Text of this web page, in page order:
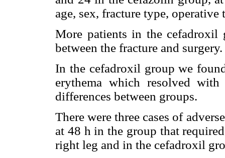
age, sex, fracture type,
More patients in the cefadroxil
between the fracture and
In the cefadroxil group we
erythema which resolved
differences between groups.
There were three cases of
at 48 h in the group that
right leg and in the cefadroxil